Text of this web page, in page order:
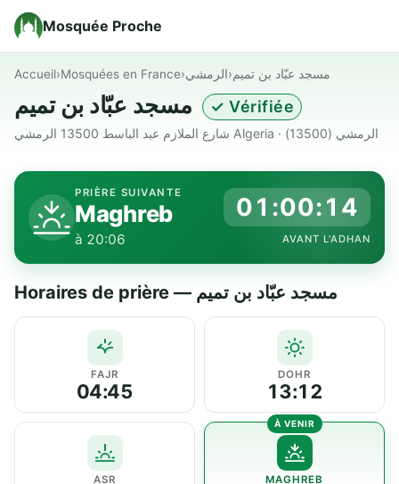
Mosquée Proche
Accueil›Mosquées en France›الرمشي›مسجد عبّاد بن تميم
✓ Vérifiée
شارع الملازم عبد الباسط 13500 الرمشي Algeria · الرمشي (13500)
PRIÈRE SUIVANTE
Maghreb
à 20:06
01:00:14
AVANT L'ADHAN
Horaires de prière — مسجد عبّاد بن تميم
FAJR
04:45
DOHR
13:12
ASR MAGHREB